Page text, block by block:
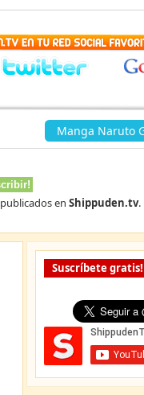
Manga Naruto
publicados en Shippuden.tv.
Suscríbete gratis!